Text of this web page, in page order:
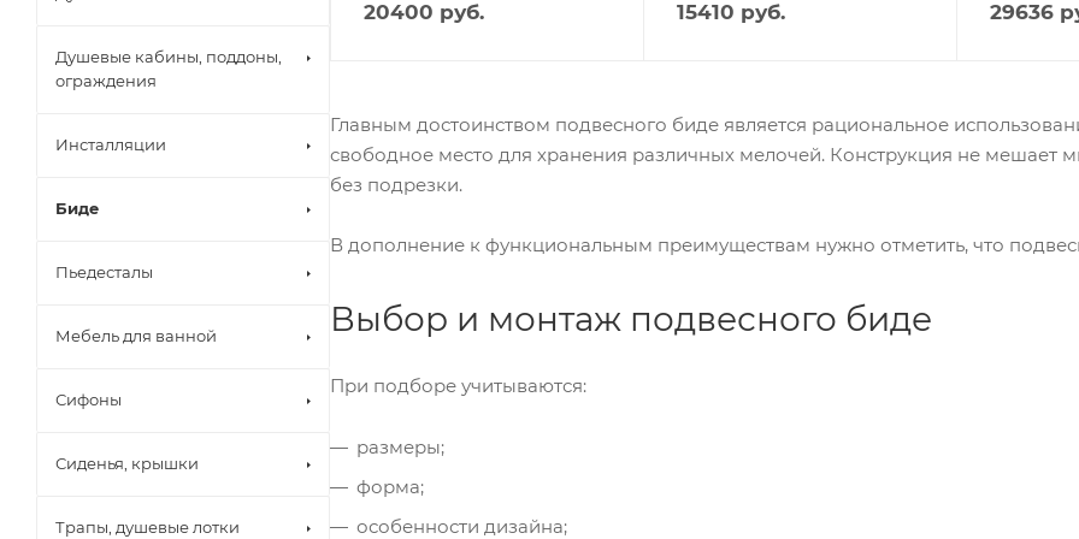
20400 руб. 15410 руб. 29636
Главным достоинством подвесного биде является рациональное
свободное место для хранения различных мелочей. Конструкция не мешает
без подрезки.
В дополнение к функциональным преимуществам нужно отметить, что
Выбор и монтаж подвесного биде
При подборе учитываются:
размеры;
форма;
особенности дизайна;
Душевые кабины, поддоны,
ограждения
Инсталляции
Биде
Пьедесталы
Мебель для ванной
Сифоны
Сиденья, крышки
Трапы, душевые лотки